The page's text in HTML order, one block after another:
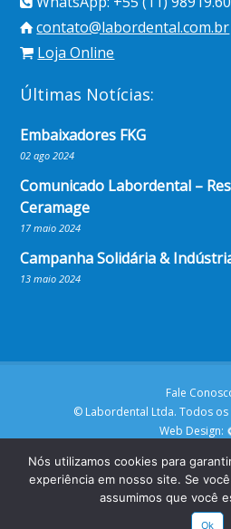
contato@labordental.com.br
Loja Online
Últimas Notícias:
Embaixadores FKG
02 ago 2024
Comunicado Labordental –
Ceramage
17 maio 2024
Campanha Solidária &
13 maio 2024
Fale
© Labordental Ltda. Todos
Web Design:
Nós utilizamos cookies para
experiência em nosso site. Se
assumimos que você
Ok